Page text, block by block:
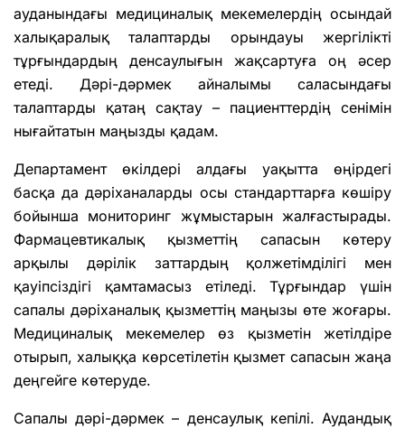
ауданындағы медициналық мекемелердің осындай
халықаралық талаптарды орындауы жергілікті
тұрғындардың денсаулығын жақсартуға оң әсер
етеді. Дәрі-дәрмек айналымы саласындағы
талаптарды қатаң сақтау – пациенттердің сенімін
нығайтатын маңызды қадам.
Департамент өкілдері алдағы уақытта өңірдегі
басқа да дәріханаларды осы стандарттарға көшіру
бойынша мониторинг жұмыстарын жалғастырады.
Фармацевтикалық қызметтің сапасын көтеру
арқылы дәрілік заттардың қолжетімділігі мен
қауіпсіздігі қамтамасыз етіледі. Тұрғындар үшін
сапалы дәріханалық қызметтің маңызы өте жоғары.
Медициналық мекемелер өз қызметін жетілдіре
отырып, халыққа көрсетілетін қызмет сапасын жаңа
деңгейге көтеруде.
Сапалы дәрі-дәрмек – денсаулық кепілі. Аудандық